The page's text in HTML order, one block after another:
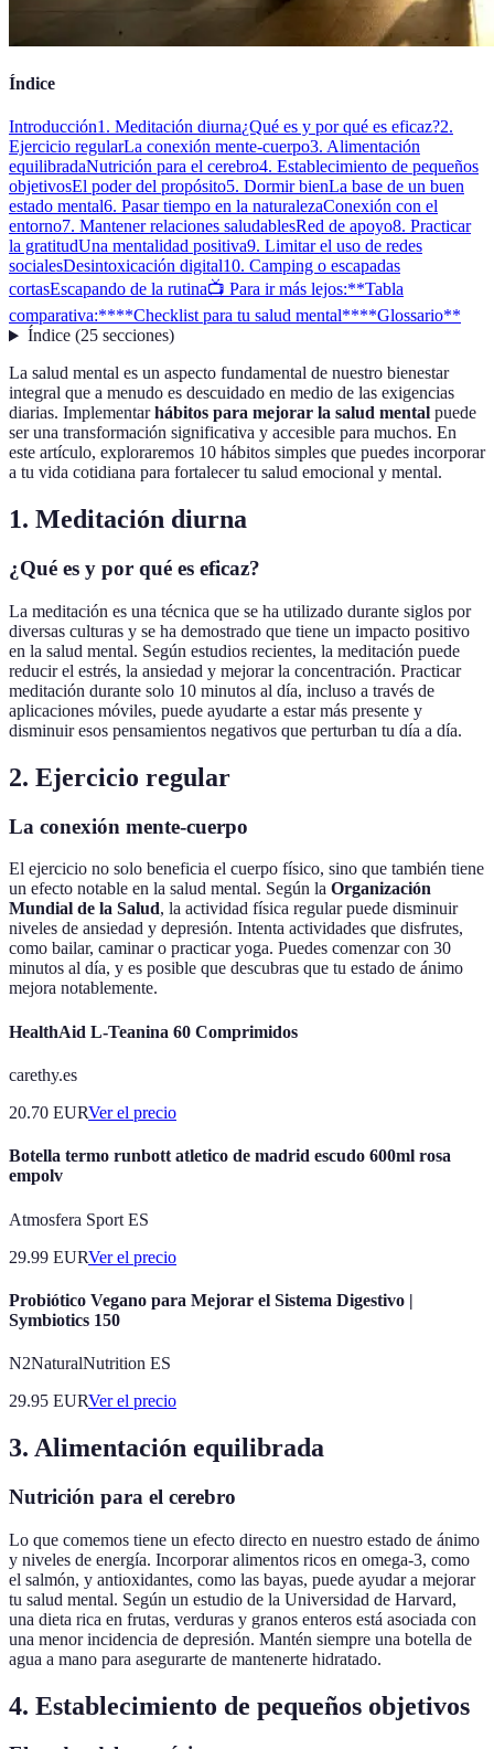
Índice
Introducción1. Meditación diurna¿Qué es y por qué es eficaz?2.
Ejercicio regularLa conexión mente-cuerpo3. Alimentación
equilibradaNutrición para el cerebro4. Establecimiento de pequeños
objetivosEl poder del propósito5. Dormir bienLa base de un buen
estado mental6. Pasar tiempo en la naturalezaConexión con el
entorno7. Mantener relaciones saludablesRed de apoyo8. Practicar
la gratitudUna mentalidad positiva9. Limitar el uso de redes
socialesDesintoxicación digital10. Camping o escapadas
cortasEscapando de la rutina📺 Para ir más lejos:**Tabla
comparativa:****Checklist para tu salud mental****Glossario**
Índice(25 secciones)
La salud mental es un aspecto fundamental de nuestro bienestar
integral que a menudo es descuidado en medio de las exigencias
diarias. Implementarhábitos para mejorar la salud mental puede
ser una transformación significativa y accesible para muchos. En
este artículo, exploraremos 10 hábitos simples que puedes incorporar
a tu vida cotidiana para fortalecer tu salud emocional y mental.
1. Meditación diurna
¿Qué es y por qué es eficaz?
La meditación es una técnica que se ha utilizado durante siglos por
diversas culturas y se ha demostrado que tiene un impacto positivo
en la salud mental. Según estudios recientes, la meditación puede
reducir el estrés, la ansiedad y mejorar la concentración. Practicar
meditación durante solo 10 minutos al día, incluso a través de
aplicaciones móviles, puede ayudarte a estar más presente y
disminuir esos pensamientos negativos que perturban tu día a día.
2. Ejercicio regular
La conexión mente-cuerpo
El ejercicio no solo beneficia el cuerpo físico, sino que también tiene
un efecto notable en la salud mental. Según la Organización
Mundial de la Salud, la actividad física regular puede disminuir
niveles de ansiedad y depresión. Intenta actividades que disfrutes,
como bailar, caminar o practicar yoga. Puedes comenzar con 30
minutos al día, y es posible que descubras que tu estado de ánimo
mejora notablemente.
HealthAid L-Teanina 60 Comprimidos
carethy.es
20.70 EURVer el precio
Botella termo runbott atletico de madrid escudo 600ml rosa
empolv
Atmosfera Sport ES
29.99 EURVer el precio
Probiótico Vegano para Mejorar el Sistema Digestivo |
Symbiotics 150
N2NaturalNutrition ES
29.95 EURVer el precio
3. Alimentación equilibrada
Nutrición para el cerebro
Lo que comemos tiene un efecto directo en nuestro estado de ánimo
y niveles de energía. Incorporar alimentos ricos en omega-3, como
el salmón, y antioxidantes, como las bayas, puede ayudar a mejorar
tu salud mental. Según un estudio de la Universidad de Harvard,
una dieta rica en frutas, verduras y granos enteros está asociada con
una menor incidencia de depresión. Mantén siempre una botella de
agua a mano para asegurarte de mantenerte hidratado.
4. Establecimiento de pequeños objetivos